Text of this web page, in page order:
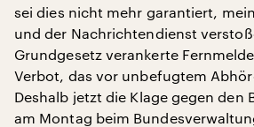
sei dies nicht mehr garantiert,
und der Nachrichtendienst
Grundgesetz verankerte
Verbot, das vor unbefugtem
Deshalb jetzt die Klage gegen den
am Montag beim